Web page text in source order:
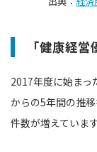
「健康経
2017年度に始まっ
からの5年間の推
件数が増えています